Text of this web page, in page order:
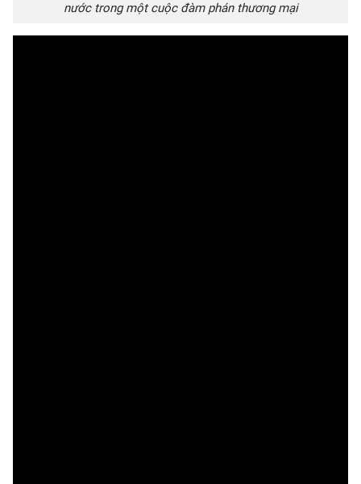
nước trong một cuộc đàm phán thương mại